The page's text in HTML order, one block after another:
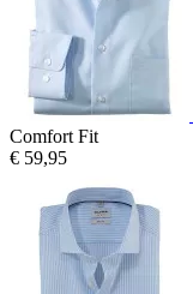
Comfort Fit
€ 59,95